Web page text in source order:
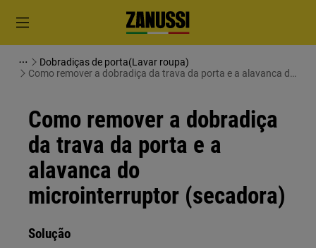
Dobradiças de porta(Lavar roupa)
Como remover a dobradiça da trava da porta e a alavanca do
Como remover a dobradiça
da trava da porta e a
alavanca do
microinterruptor (secadora)
Solução